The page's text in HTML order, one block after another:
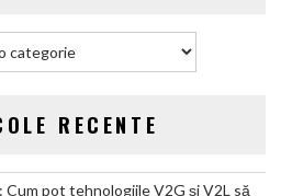
mai
RECENTE
pot tehnologiile V2G și V2L să